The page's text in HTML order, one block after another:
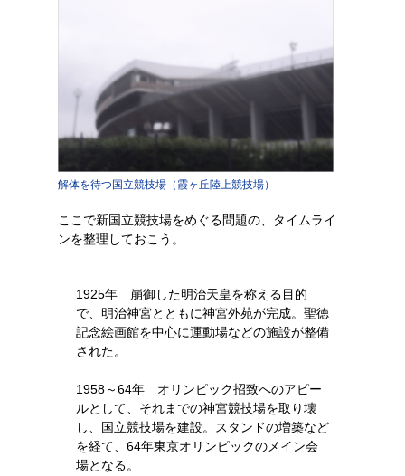
解体を待つ国立競技場（霞ヶ丘陸上競技場）
ここで新国立競技場をめぐる問題の、タイムライ
ンを整理しておこう。
1925年 崩御した明治天皇を称える目的
で、明治神宮とともに神宮外苑が完成。聖徳
記念絵画館を中心に運動場などの施設が整備
された。
1958～64年 オリンピック招致へのアピー
ルとして、それまでの神宮競技場を取り壊
し、国立競技場を建設。スタンドの増築など
を経て、64年東京オリンピックのメイン会
場となる。